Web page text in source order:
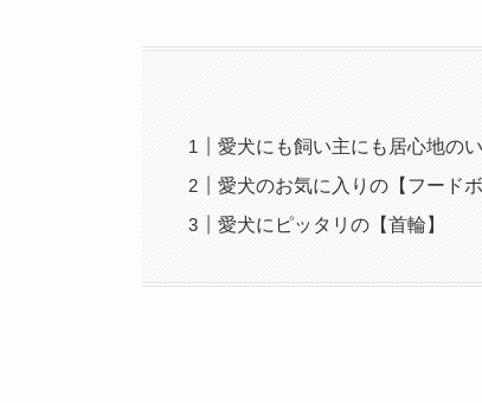
愛犬にも飼い主にも居心地の
愛犬のお気に入りの【フードボ
愛犬にピッタリの【首輪】